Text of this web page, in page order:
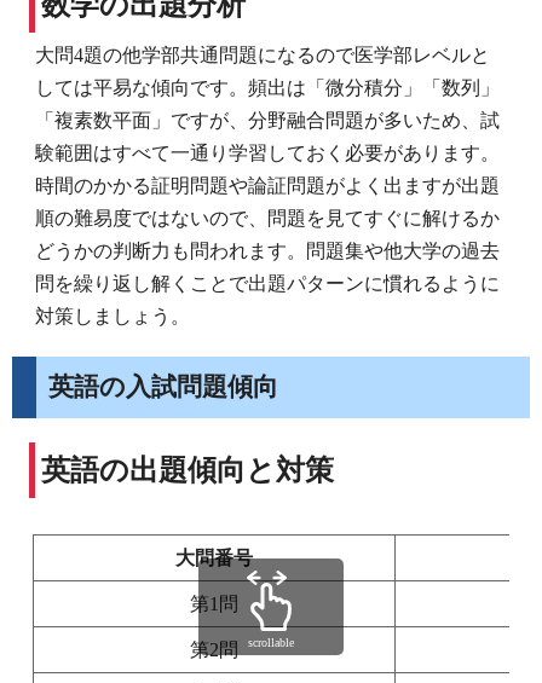
大問4題の他学部共通問題になるので医学部レベルと
しては平易な傾向です。頻出は「微分積分」「数列」
「複素数平面」ですが、分野融合問題が多いため、試
験範囲はすべて一通り学習しておく必要があります。
時間のかかる証明問題や論証問題がよく出ますが出題
順の難易度ではないので、問題を見てすぐに解けるか
どうかの判断力も問われます。問題集や他大学の過去
問を繰り返し解くことで出題パターンに慣れるように
対策しましょう。
英語の入試問題傾向
英語の出題傾向と対策
大問番号
第1問
第2問 scrollable